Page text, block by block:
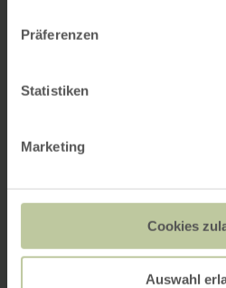
Präferenzen
Statistiken
Marketing
Cookies
Auswahl